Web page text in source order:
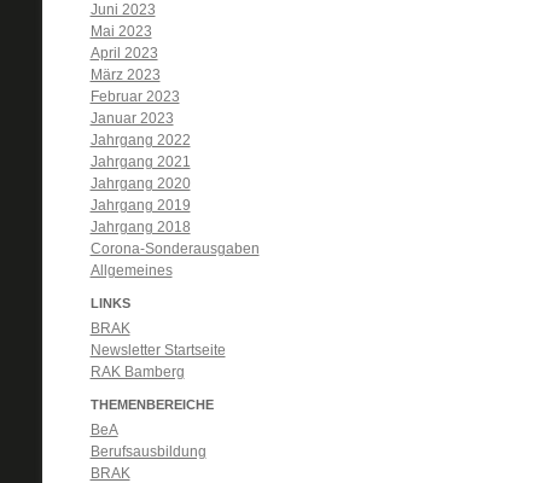
Juni 2023
Mai 2023
April 2023
März 2023
Februar 2023
Januar 2023
Jahrgang 2022
Jahrgang 2021
Jahrgang 2020
Jahrgang 2019
Jahrgang 2018
Corona-Sonderausgaben
Allgemeines
LINKS
BRAK
Newsletter Startseite
RAK Bamberg
THEMENBEREICHE
BeA
Berufsausbildung
BRAK